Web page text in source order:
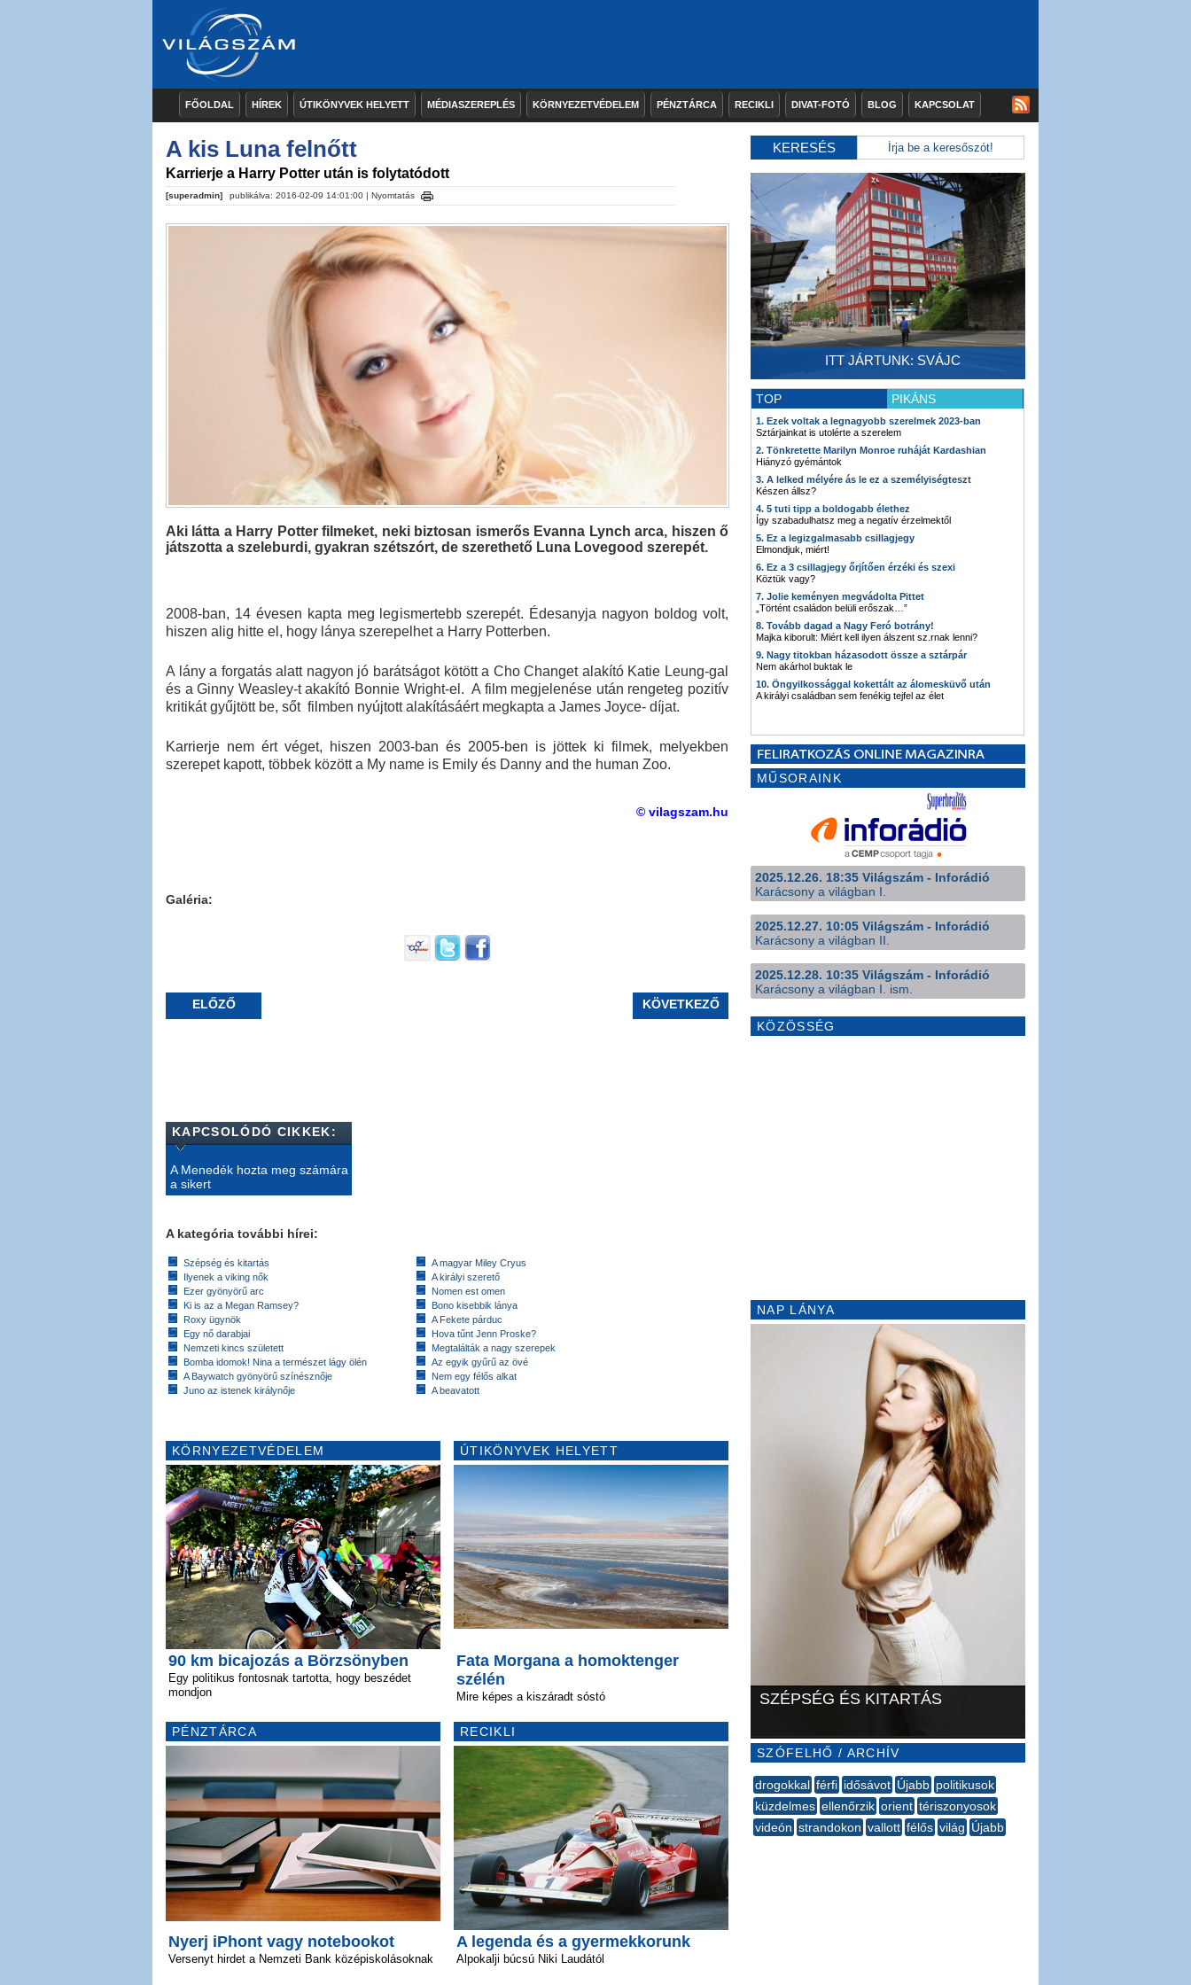
FŐOLDAL HÍREK ÚTIKÖNYVEK HELYETT MÉDIASZEREPLÉS KÖRNYEZETVÉDELEM PÉNZTÁRCA RECIKLI DIVAT-FOTÓ BLOG KAPCSOLAT
A kis Luna felnőtt
Karrierje a Harry Potter után is folytatódott
[superadmin] publikálva: 2016-02-09 14:01:00 | Nyomtatás
Aki látta a Harry Potter filmeket, neki biztosan ismerős Evanna Lynch arca, hiszen ő
játszotta a szeleburdi, gyakran szétszórt, de szerethető Luna Lovegood szerepét.
2008-ban, 14 évesen kapta meg legismertebb szerepét. Édesanyja nagyon boldog volt,
hiszen alig hitte el, hogy lánya szerepelhet a Harry Potterben.
A lány a forgatás alatt nagyon jó barátságot kötött a Cho Changet alakító Katie Leung-gal
és a Ginny Weasley-t akakító Bonnie Wright-el. A film megjelenése után rengeteg pozitív
kritikát gyűjtött be, sőt filmben nyújtott alakításáért megkapta a James Joyce- díjat.
Karrierje nem ért véget, hiszen 2003-ban és 2005-ben is jöttek ki filmek, melyekben
szerepet kapott, többek között a My name is Emily és Danny and the human Zoo.
© vilagszam.hu
Galéria:
ELŐZŐ KÖVETKEZŐ
KAPCSOLÓDÓ CIKKEK:
A Menedék hozta meg számára
a sikert
A kategória további hírei:
Szépség és kitartás
Ilyenek a viking nők
Ezer gyönyörű arc
Ki is az a Megan Ramsey?
Roxy ügynök
Egy nő darabjai
Nemzeti kincs született
Bomba idomok! Nina a természet lágy ölén
A Baywatch gyönyörű színésznője
Juno az istenek királynője
A magyar Miley Cryus
A királyi szerető
Nomen est omen
Bono kisebbik lánya
A Fekete párduc
Hova tűnt Jenn Proske?
Megtalálták a nagy szerepek
Az egyik gyűrű az övé
Nem egy félős alkat
A beavatott
KÖRNYEZETVÉDELEM
90 km bicajozás a Börzsönyben
Egy politikus fontosnak tartotta, hogy beszédet
mondjon
PÉNZTÁRCA
Nyerj iPhont vagy notebookot
Versenyt hirdet a Nemzeti Bank középiskolásoknak
ÚTIKÖNYVEK HELYETT
Fata Morgana a homoktenger
szélén
Mire képes a kiszáradt sóstó
RECIKLI
A legenda és a gyermekkorunk
Alpokalji búcsú Niki Laudától
KERESÉS
ITT JÁRTUNK: SVÁJC
TOP PIKÁNS
1. Ezek voltak a legnagyobb szerelmek 2023-ban
Sztárjainkat is utolérte a szerelem
2. Tönkretette Marilyn Monroe ruháját Kardashian
Hiányzó gyémántok
3. A lelked mélyére ás le ez a személyiségteszt
Készen állsz?
4. 5 tuti tipp a boldogabb élethez
Így szabadulhatsz meg a negatív érzelmektől
5. Ez a legizgalmasabb csillagjegy
Elmondjuk, miért!
6. Ez a 3 csillagjegy őrjítően érzéki és szexi
Köztük vagy?
7. Jolie keményen megvádolta Pittet
„Történt családon belüli erőszak…”
8. Tovább dagad a Nagy Feró botrány!
Majka kiborult: Miért kell ilyen álszent sz.rnak lenni?
9. Nagy titokban házasodott össze a sztárpár
Nem akárhol buktak le
10. Öngyilkossággal kokettált az álomesküvő után
A királyi családban sem fenékig tejfel az élet
MŰSORAINK
2025.12.26. 18:35 Világszám - Inforádió
Karácsony a világban I.
2025.12.27. 10:05 Világszám - Inforádió
Karácsony a világban II.
2025.12.28. 10:35 Világszám - Inforádió
Karácsony a világban I. ism.
KÖZÖSSÉG
NAP LÁNYA
SZÉPSÉG ÉS KITARTÁS
SZÓFELHŐ / ARCHÍV
drogokkal férfi idősávot Újabb politikusok
küzdelmes ellenőrzik orient tériszonyosok
videón strandokon vallott félős világ Újabb